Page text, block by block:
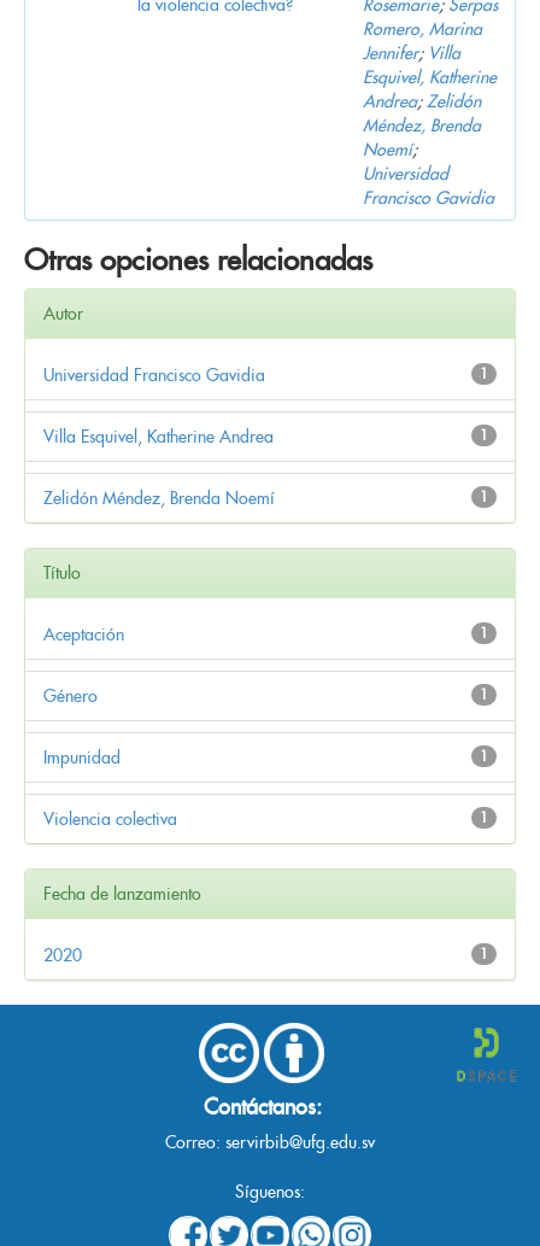
Romero, Marina
Jennifer; Villa
Esquivel, Katherine
Andrea; Zelidón
Méndez, Brenda
Noemí;
Universidad
Francisco Gavidia
Otras opciones relacionadas
Autor
1
Universidad Francisco Gavidia
1
Villa Esquivel, Katherine Andrea
1
Zelidón Méndez, Brenda Noemí
Título
1
Aceptación
1
Género
1
Impunidad
1
Violencia colectiva
Fecha de lanzamiento
1
2020
Contáctanos:
Correo: servirbib@ufg.edu.sv
Síguenos: